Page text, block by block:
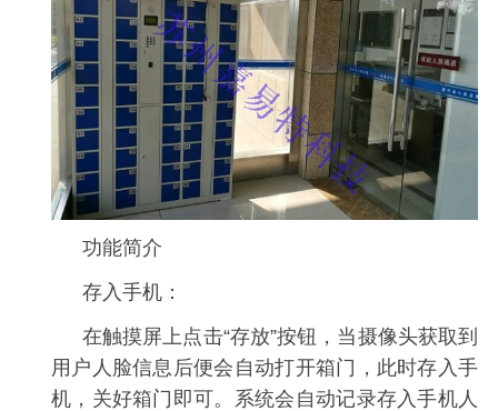
功能简介
存入手机：
在触摸屏上点击“存放”按钮，当摄像头获取到
用户人脸信息后便会自动打开箱门，此时存入手
机，关好箱门即可。系统会自动记录存入手机人